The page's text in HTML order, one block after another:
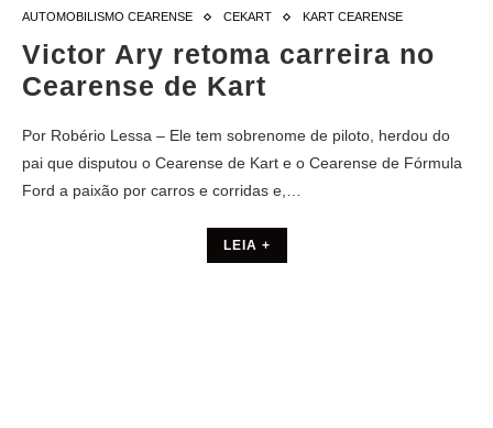
AUTOMOBILISMO CEARENSE CEKART KART CEARENSE
Victor Ary retoma carreira no
Cearense de Kart
Por Robério Lessa – Ele tem sobrenome de piloto, herdou do
pai que disputou o Cearense de Kart e o Cearense de Fórmula
Ford a paixão por carros e corridas e,…
LEIA +